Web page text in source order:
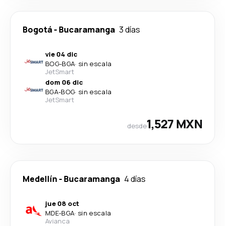
Bogotá- Bucaramanga 3 días
vie 04 dic
BOG-BGA· sin escala
JetSmart
dom 06 dic
BGA-BOG· sin escala
JetSmart
desde1,527 MXN
Medellín - Bucaramanga 4 días
jue 08 oct
MDE-BGA· sin escala
Avianca